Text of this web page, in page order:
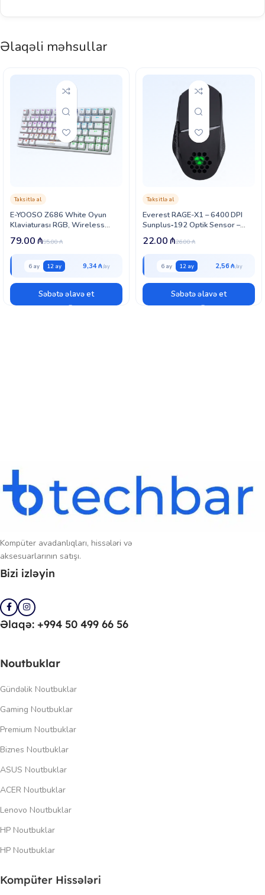
Əlaqəli məhsullar
E-YOOSO Z686 White Oyun
Klaviaturası RGB, Wireless
(KB000065)
Taksitlə al
95.00₼
79.00₼
6 ay 12 ay 9,34 ₼
Səbətə əlavə et
Everest RAGE-X1 – 6400 DPI
Sunplus‑192 Optik Sensor –
Qara (45634)
Taksitlə al
26.00₼
22.00₼
6 ay 12 ay 2,56 ₼
Səbətə əlavə et
Kompüter avadanlıqları, hissələri və
aksesuarlarının satışı.
Bizi izləyin
Əlaqə: +994 50 499 66 56
Noutbuklar
Gündəlik Noutbuklar
Gaming Noutbuklar
Premium Noutbuklar
Biznes Noutbuklar
ASUS Noutbuklar
ACER Noutbuklar
Lenovo Noutbuklar
HP Noutbuklar
HP Noutbuklar
Kompüter Hissələri